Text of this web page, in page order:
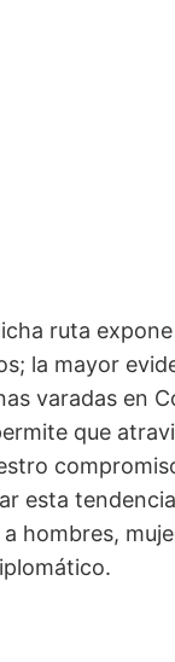
ruta
la mayor
varadas en
que
esta
hombres,